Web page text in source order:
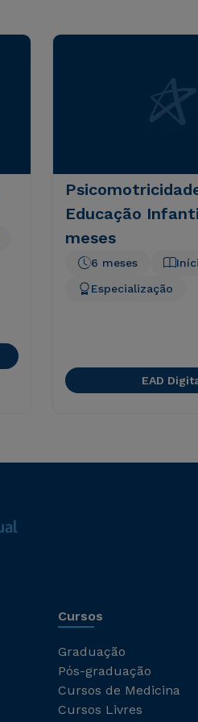
Educação
meses
6 meses
Especialização
EAD
Cursos
Graduação
Pós-graduação
Cursos de Medicina
Cursos Livres